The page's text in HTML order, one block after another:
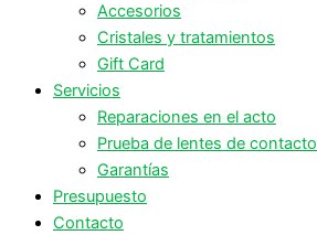
Accesorios
Cristales y tratamientos
Gift Card
Servicios
Reparaciones en el acto
Prueba de lentes de contacto
Garantías
Presupuesto
Contacto